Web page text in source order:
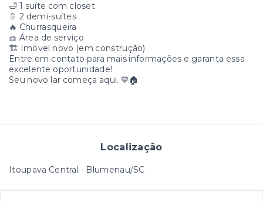
🛁 1 suíte com closet
🚿 2 demi-suítes
🔥 Churrasqueira
🧺 Área de serviço
🏗️ Imóvel novo (em construção)
Entre em contato para mais informações e garanta essa
excelente oportunidade!
Seu novo lar começa aqui. 💙🏠
Localização
Itoupava Central - Blumenau/SC